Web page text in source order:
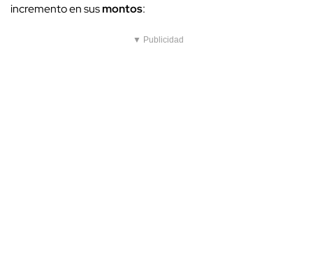
incremento en susmontos:
▼ Publicidad